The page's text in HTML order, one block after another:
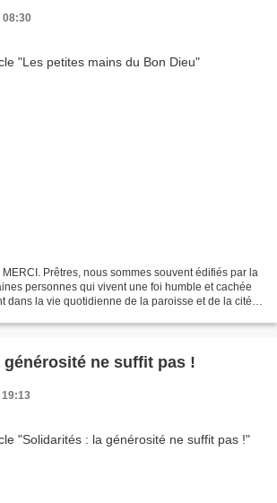
08:30
Prêtres, nous sommes souvent édifiés par la
personnes qui vivent une foi humble et cachée
dans la vie quotidienne de la paroisse et de la cité.
ne suffit pas !
19:13